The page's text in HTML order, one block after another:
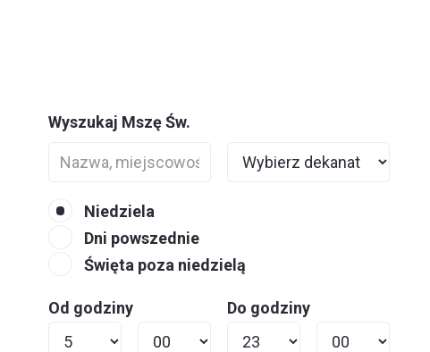
Wyszukaj Mszę Św.
Niedziela
Dni powszednie
Święta poza niedzielą
Od godziny Do godziny